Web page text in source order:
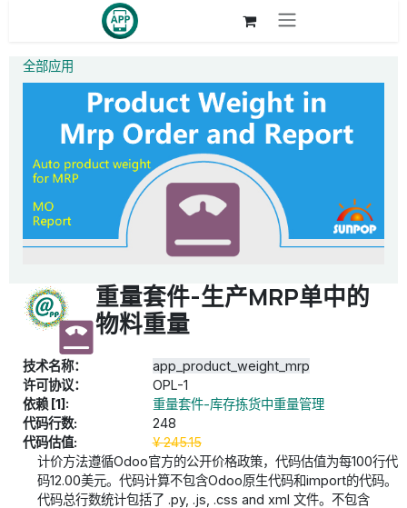
全部应用
重量套件-生产MRP单中的
物料重量
技术名称：
app_product_weight_mrp
许可协议：
OPL-1
依赖 [1]:
重量套件-库存拣货中重量管理
代码行数:
248
代码估值:
¥245.15
计价方法遵循Odoo官方的公开价格政策，代码估值为每100行代
码12.00美元。代码计算不包含Odoo原生代码和import的代码。
代码总行数统计包括了 .py, .js, .css and xml 文件。不包含